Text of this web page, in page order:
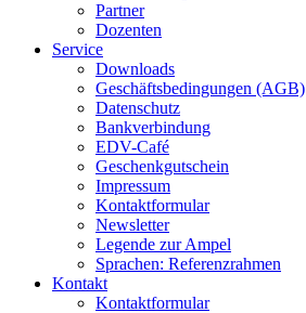
Partner
Dozenten
Service
Downloads
Geschäftsbedingungen (AGB)
Datenschutz
Bankverbindung
EDV-Café
Geschenkgutschein
Impressum
Kontaktformular
Newsletter
Legende zur Ampel
Sprachen: Referenzrahmen
Kontakt
Kontaktformular